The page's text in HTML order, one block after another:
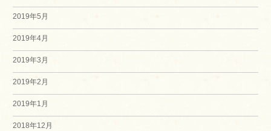
2019年5月
2019年4月
2019年3月
2019年2月
2019年1月
2018年12月